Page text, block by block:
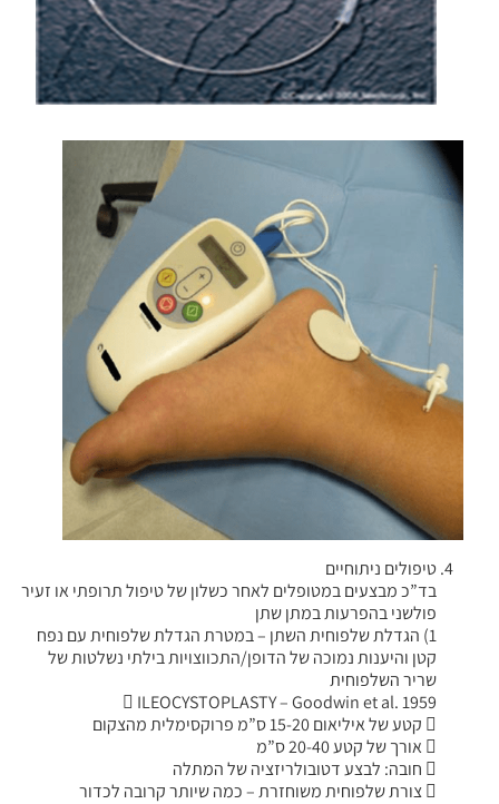
טיפולים ניתוחיים
בד”כ מבצעים במטופלים לאחר כשלון של טיפול תרופתי או זעיר
פולשני בהפרעות במתן שתן
1) הגדלת שלפוחית השתן – במטרת הגדלת שלפוחית עם נפח
קטן והיענות נמוכה של הדופן/התכווצויות בילתי נשלטות של
שריר השלפוחית
 ILEOCYSTOPLASTY – Goodwin et al. 1959
 קטע של איליאום 15-20 ס”מ פרוקסימלית מהצקום
 אורך של קטע 20-40 ס”מ
 חובה: לבצע דטובולריזציה של המתלה
 צורת שלפוחית משוחזרת – כמה שיותר קרובה לכדור